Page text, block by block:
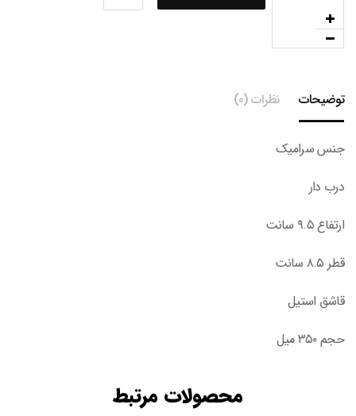
توضیحات نظرات (0)
جنس سرامیک
درب دار
ارتفاع ۹.۵ سانت
قطر ۸.۵ سانت
قاشق استیل
حجم ۳۵۰ میل
محصولات مرتبط